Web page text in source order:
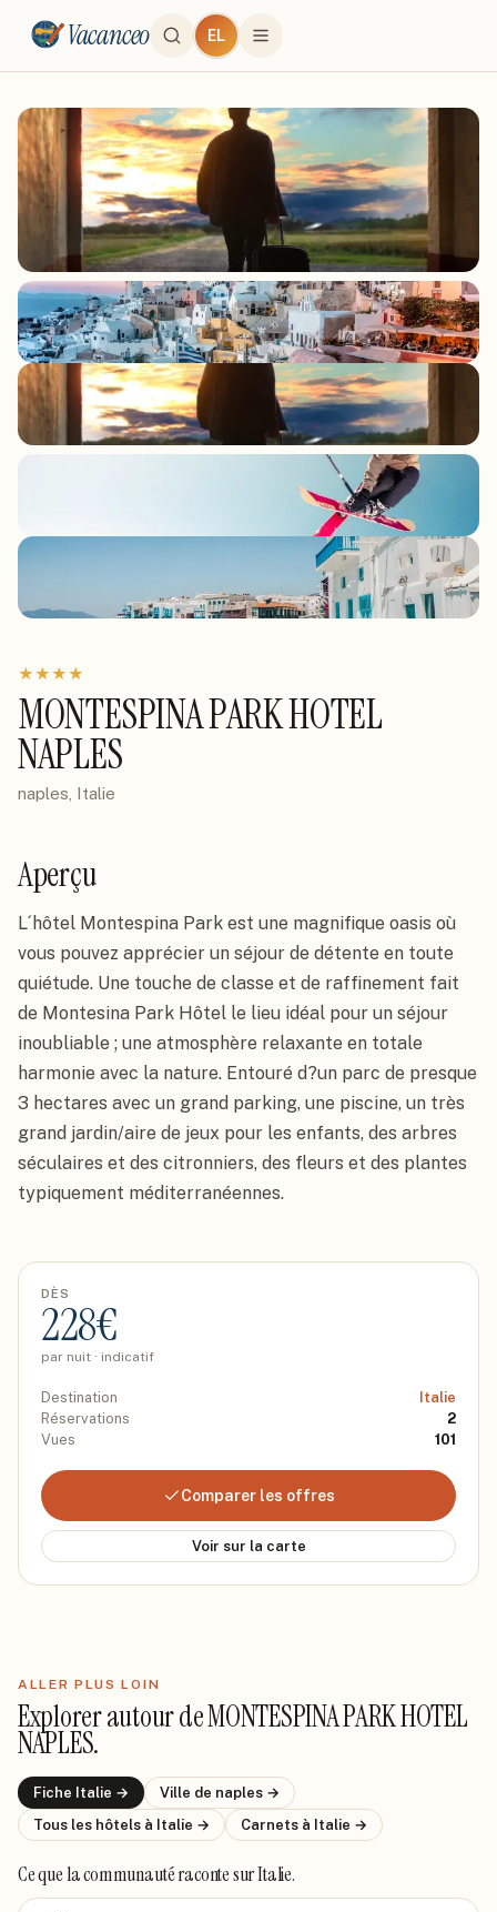
Vacanceo EL
★★★★
MONTESPINA PARK HOTEL
NAPLES
naples, Italie
Aperçu
L´hôtel Montespina Park est une magnifique oasis où
vous pouvez apprécier un séjour de détente en toute
quiétude. Une touche de classe et de raffinement fait
de Montesina Park Hôtel le lieu idéal pour un séjour
inoubliable ; une atmosphère relaxante en totale
harmonie avec la nature. Entouré d?un parc de presque
3 hectares avec un grand parking, une piscine, un très
grand jardin/aire de jeux pour les enfants, des arbres
séculaires et des citronniers, des fleurs et des plantes
typiquement méditerranéennes.
DÈS
228€
par nuit · indicatif
Destination
Italie
Réservations
2
Vues
101
Comparer les offres
Voir sur la carte
ALLER PLUS LOIN
Explorer autour deMONTESPINA PARK HOTEL
NAPLES.
Fiche Italie → Ville de naples →
Tous les hôtels à Italie → Carnets à Italie →
Ce que la communauté racontesur Italie.